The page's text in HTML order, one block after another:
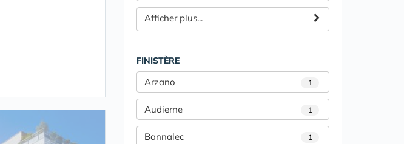
Afficher plus...
FINISTÈRE
Arzano 1
Audierne 1
Bannalec 1